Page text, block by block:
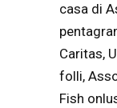
casa di
Caritas,
folli,
Fish